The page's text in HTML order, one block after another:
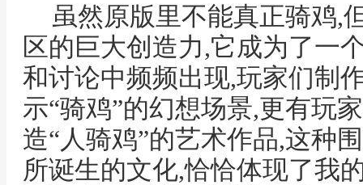
虽然原版里不能真正骑鸡,
区的巨大创造力,它成为了一
和讨论中频频出现,玩家们制
示“骑鸡”的幻想场景,更有玩
造“人骑鸡”的艺术作品,这种
所诞生的文化,恰恰体现了我